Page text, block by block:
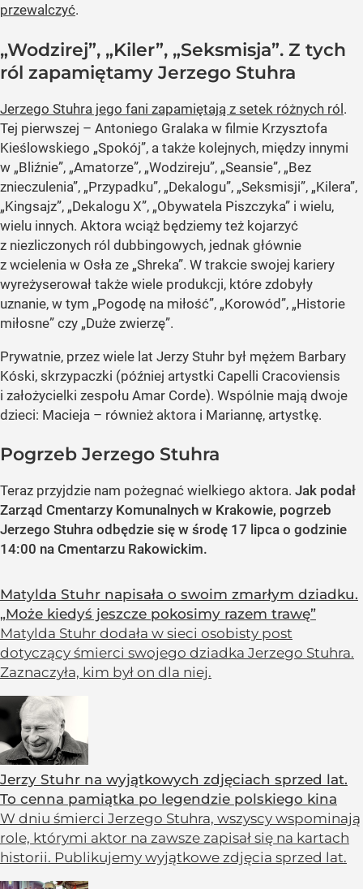
przewalczyć.
„Wodzirej”, „Kiler”, „Seksmisja”. Z tych
ról zapamiętamy Jerzego Stuhra
Jerzego Stuhra jego fani zapamiętają z setek różnych ról.
Tej pierwszej – Antoniego Gralaka w filmie Krzysztofa
Kieślowskiego „Spokój”, a także kolejnych, między innymi
w „Bliźnie”, „Amatorze”, „Wodzireju”, „Seansie”, „Bez
znieczulenia”, „Przypadku”, „Dekalogu”, „Seksmisji”, „Kilera”,
„Kingsajz”, „Dekalogu X”, „Obywatela Piszczyka” i wielu,
wielu innych. Aktora wciąż będziemy też kojarzyć
z niezliczonych ról dubbingowych, jednak głównie
z wcielenia w Osła ze „Shreka”. W trakcie swojej kariery
wyreżyserował także wiele produkcji, które zdobyły
uznanie, w tym „Pogodę na miłość”, „Korowód”, „Historie
miłosne” czy „Duże zwierzę”.
Prywatnie, przez wiele lat Jerzy Stuhr był mężem Barbary
Kóski, skrzypaczki (później artystki Capelli Cracoviensis
i założycielki zespołu Amar Corde). Wspólnie mają dwoje
dzieci: Macieja – również aktora i Mariannę, artystkę.
Pogrzeb Jerzego Stuhra
Teraz przyjdzie nam pożegnać wielkiego aktora. Jak podał
Zarząd Cmentarzy Komunalnych w Krakowie, pogrzeb
Jerzego Stuhra odbędzie się w środę 17 lipca o godzinie
14:00 na Cmentarzu Rakowickim.
Matylda Stuhr napisała o swoim zmarłym dziadku.
„Może kiedyś jeszcze pokosimy razem trawę”
Matylda Stuhr dodała w sieci osobisty post
dotyczący śmierci swojego dziadka Jerzego Stuhra.
Zaznaczyła, kim był on dla niej.
Jerzy Stuhr na wyjątkowych zdjęciach sprzed lat.
To cenna pamiątka po legendzie polskiego kina
W dniu śmierci Jerzego Stuhra, wszyscy wspominają
role, którymi aktor na zawsze zapisał się na kartach
historii. Publikujemy wyjątkowe zdjęcia sprzed lat.